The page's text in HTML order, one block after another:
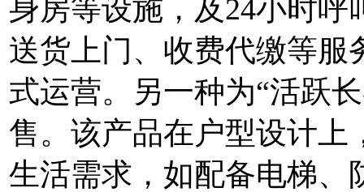
身房等设施，及24小时
送货上门、收费代缴等服
式运营。另一种为“活跃
售。该产品在户型设计上
生活需求，如配备电梯、